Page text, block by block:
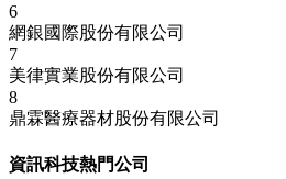
6
網銀國際股份有限公司
7
美律實業股份有限公司
8
鼎霖醫療器材股份有限公司
資訊科技熱門公司